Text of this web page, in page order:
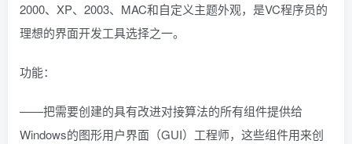
2000、XP、2003、MAC和自定义主题外观，是VC程序员的
理想的界面开发工具选择之一。
功能：
——把需要创建的具有改进对接算法的所有组件提供给
Windows的图形用户界面（GUI）工程师，这些组件用来创